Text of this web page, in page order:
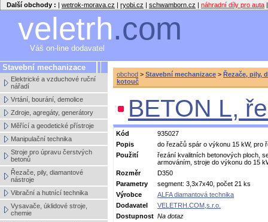
Další obchody : | wetrok-morava.cz | ryobi.cz | schwamborn.cz | náhradní díly pro auta |
veletrh.com
Váš on-line dodavatel
Stavební mechanizace
Elektrické a vzduchové ruční
nářadí
Vrtání, bourání, demolice
Zdroje, agregáty, generátory
Měřící a geodetické přístroje
Manipulační technika
Stroje pro úpravu čerstvých
betonů
Řezače, pily, diamantové
nástroje
Vibrační a hutnící technika
Vysavače, úklidové stroje,
chemie
obchod > Stavební mechanizace > Řezače, pily,
kotouč
BETON L,
Kód
935027
Popis
do řezačů spár o výkonu 15 kW, pro
Použití
řezání kvalitních betonových ploch,
armováním, stroje do výkonu do 15
Rozměr
D350
Parametry
segment: 3,3x7x40, počet 21 ks
Výrobce
ALFA diamantová technika
Dodavatel
VELETRH.COM,s.r.o.
Dostupnost Na dotaz